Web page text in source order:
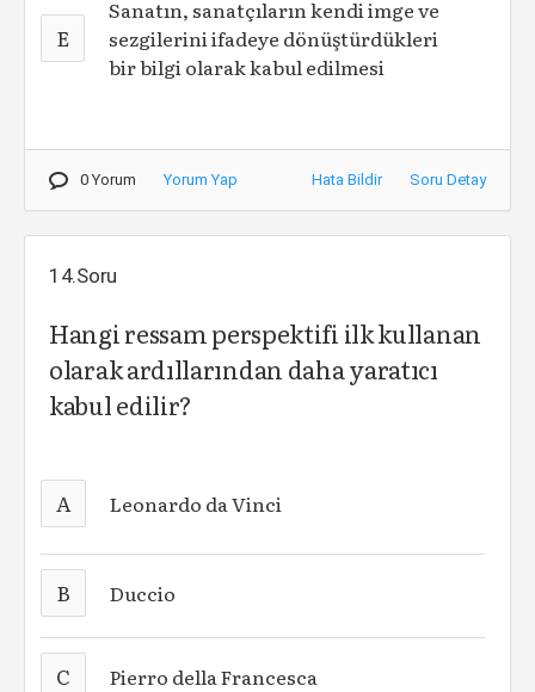
E
Sanatın, sanatçıların kendi imge ve
sezgilerini ifadeye dönüştürdükleri
bir bilgi olarak kabul edilmesi
0 Yorum Yorum Yap Hata Bildir Soru Detay
14.Soru
Hangi ressamperspektifi ilk kullanan
olarak ardıllarından daha yaratıcı
kabul edilir?
A Leonardo da Vinci
B Duccio
C Pierro della Francesca